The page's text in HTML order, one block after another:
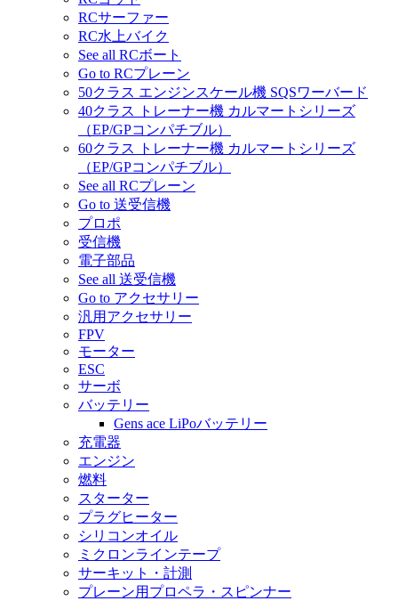
RCサーファー
RC水上バイク
See all RCボート
Go to RCプレーン
50クラス エンジンスケール機 SQSワーバード
40クラス トレーナー機 カルマートシリーズ
（EP/GPコンパチブル）
60クラス トレーナー機 カルマートシリーズ
（EP/GPコンパチブル）
See all RCプレーン
Go to 送受信機
プロポ
受信機
電子部品
See all 送受信機
Go to アクセサリー
汎用アクセサリー
FPV
モーター
ESC
サーボ
バッテリー
Gens ace LiPoバッテリー
充電器
エンジン
燃料
スターター
プラグヒーター
シリコンオイル
ミクロンラインテープ
サーキット・計測
プレーン用プロペラ・スピンナー